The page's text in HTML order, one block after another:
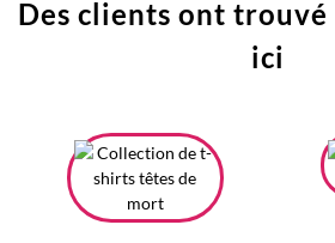
Des clients ont
ici